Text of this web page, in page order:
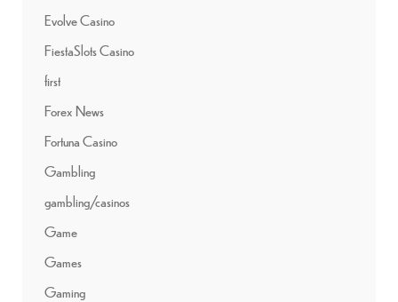
Evolve Casino
FiestaSlots Casino
first
Forex News
Fortuna Casino
Gambling
gambling/casinos
Game
Games
Gaming